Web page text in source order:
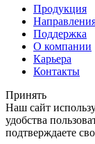
Продукция
Поддержка
О компании
Карьера
Контакты
Принять
Наш сайт
удобства
подтверждаете